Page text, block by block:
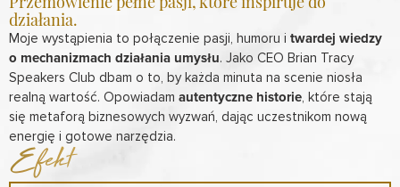
działania.
Moje wystąpienia to połączenie pasji, humoru i twardej wiedzy
o mechanizmach działania umysłu. Jako CEO Brian Tracy
Speakers Club dbam o to, by każda minuta na scenie niosła
realną wartość. Opowiadam autentyczne historie, które stają
się metaforą biznesowych wyzwań, dając uczestnikom nową
energię i gotowe narzędzia.
Efekt